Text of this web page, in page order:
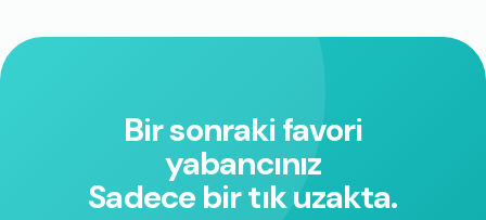
Bir sonraki favori
yabancınız
Sadece bir tık uzakta.